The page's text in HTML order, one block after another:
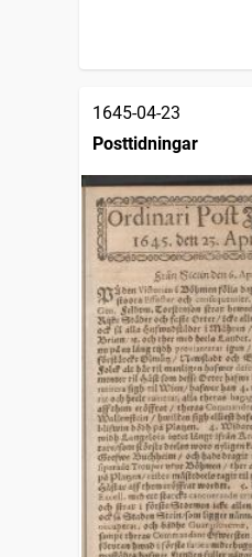
1645-04-23
Posttidningar